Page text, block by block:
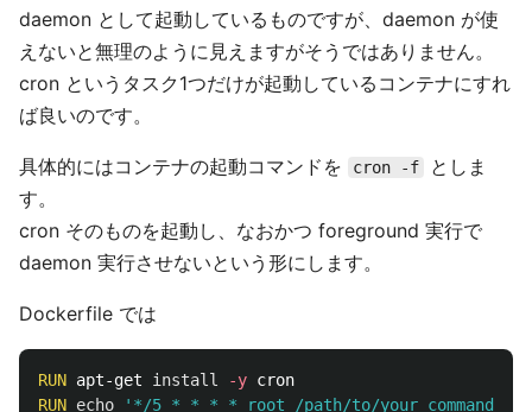
daemon として起動しているものですが、daemon が使
えないと無理のように見えますがそうではありません。
cron というタスク1つだけが起動しているコンテナにすれ
ば良いのです。
具体的にはコンテナの起動コマンドを cron -f
としま
す。
cron そのものを起動し、なおかつ foreground 実行で
daemon 実行させないという形にします。
Dockerfile では
RUN apt-get install -y
RUN echo '*/5 * * * * root /path/to/your_command'